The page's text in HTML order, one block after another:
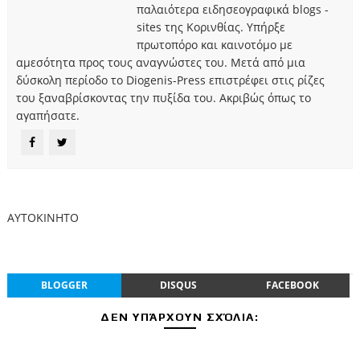
παλαιότερα ειδησεογραφικά blogs -
sites της Κορινθίας. Υπήρξε
πρωτοπόρο και καινοτόμο με
αμεσότητα προς τους αναγνώστες του. Μετά από μια
δύσκολη περίοδο το Diogenis-Press επιστρέφει στις ρίζες
του ξαναβρίσκοντας την πυξίδα του. Ακριβώς όπως το
αγαπήσατε.
ΑΥΤΟΚΙΝΗΤΟ
BLOGGER DISQUS FACEBOOK
ΔΕΝ ΥΠΆΡΧΟΥΝ ΣΧΌΛΙΑ: